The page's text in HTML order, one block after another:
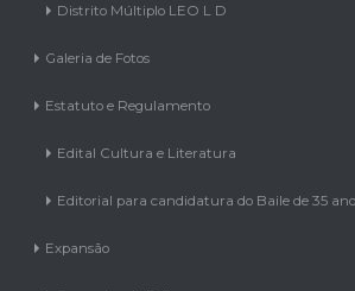
Distrito Múltiplo LEO L D
Galeria de Fotos
Estatuto e Regulamento
Edital Cultura e Literatura
Editorial para candidatura do Baile de 35
Expansão